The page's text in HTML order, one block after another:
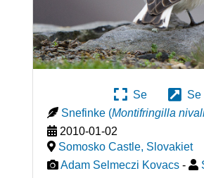
Se
Se
Snefinke (Montifringilla
2010-01-02
Somosko Castle, Slovakiet
Adam Selmeczi Kovacs -